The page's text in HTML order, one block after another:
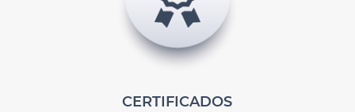
CERTIFICADOS